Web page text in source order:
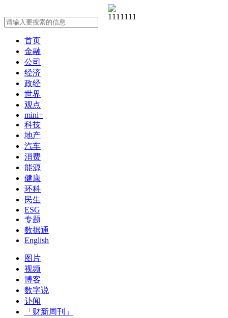
首页
金融
公司
经济
政经
世界
观点
mini+
科技
地产
汽车
消费
能源
健康
环科
民生
ESG
专题
数据通
English
图片
视频
博客
数字说
讣闻
「财新周刊」